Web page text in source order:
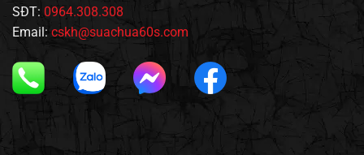
SĐT: 0964.308.308
Email: cskh@suachua60s.com